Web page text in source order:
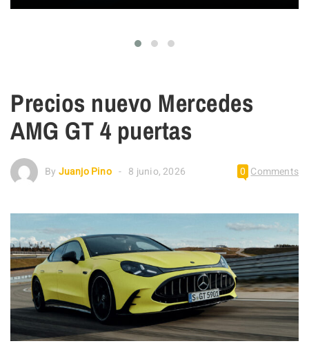
Precios nuevo Mercedes
AMG GT 4 puertas
By Juanjo Pino 8 junio, 2026 0 Comments